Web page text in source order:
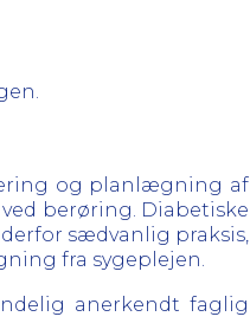
og planlægning af
berøring. Diabetiske
sædvanlig praksis,
fra sygeplejen.
anerkendt faglig